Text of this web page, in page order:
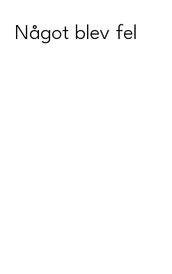
Något blev fel